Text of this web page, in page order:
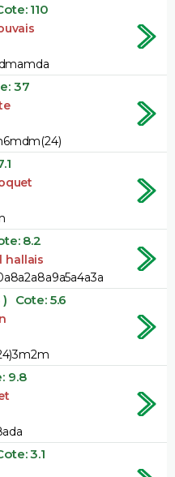
110
37
8.2
hallais
) Cote: 5.6
9.8
3.1